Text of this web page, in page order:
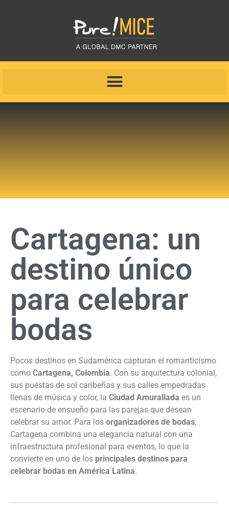
Cartagena: un
destino único
para celebrar
bodas
Pocos destinos en Sudamérica capturan el romanticismo
como Cartagena, Colombia. Con su arquitectura colonial,
sus puestas de sol caribeñas y sus calles empedradas
llenas de música y color, la Ciudad Amurallada es un
escenario de ensueño para las parejas que desean
celebrar su amor. Para los organizadores de bodas,
Cartagena combina una elegancia natural con una
infraestructura profesional para eventos, lo que la
convierte en uno de los principales destinos para
celebrar bodas en América Latina.